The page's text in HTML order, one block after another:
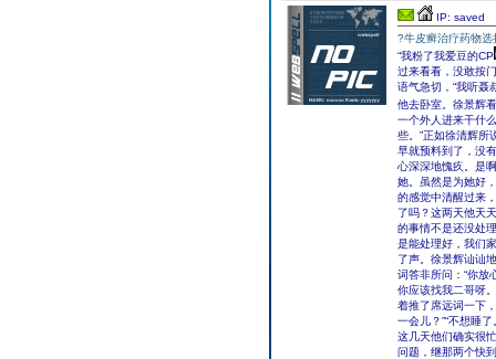
IP: saved
?牛皮癣治疗药物选
“我粉了我爱豆的CP
过来看看，没敢按
语气急切，“我听聂
他去卧室。徐景辉
一个外人进来干什
些。”正如徐清辉所
早就预料到了，没
心深深地愧疚。是
她。虽然是为她好
的感觉中清醒过来
了吗？这两天他天
的事情不是还没处
是能处理好，我们
了声。徐景辉讪讪
词答非所问：“你放
你应该找我二哥呀
着推了席远词一下
一会儿？”“不想睡
这几天他们确实很
问题，继那两个快